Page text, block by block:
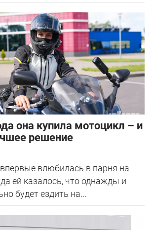
она купила мотоцикл – и
решение
влюбилась в парня на
ей казалось, что однажды и
будет ездить на...